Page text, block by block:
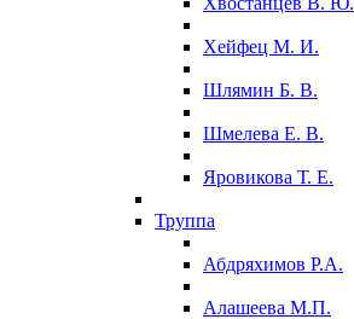
Хейфец М. И.
Шлямин Б. В.
Шмелева Е. В.
Яровикова Т. Е.
Труппа
Абдряхимов Р.А.
Алашеева М.П.